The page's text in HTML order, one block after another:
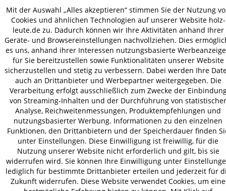
* Alle Preise inkl. gesetzl. Mehrwertsteuer zzgl.
Versandkosten
Mit der Auswahl „Alles akzeptieren“ stimmen Sie der Nutzung
Cookies und ähnlichen Technologien auf unserer Website holz-
leute.de zu. Dadurch können wir Ihre Aktivitäten anhand Ihrer
Geräte- und Browsereinstellungen nachvollziehen. Dies
es uns, anhand ihrer Interessen nutzungsbasierte
für Sie bereitzustellen sowie Funktionalitäten unserer Website
sicherzustellen und stetig zu verbessern. Dabei werden Ihre
auch an Drittanbieter und Werbepartner weitergegeben. Die
Verarbeitung erfolgt ausschließlich zum Zwecke der
von Streaming-Inhalten und der Durchführung von statistischer
Analyse, Reichweitenmessungen, Produktempfehlungen und
nutzungsbasierter Werbung. Informationen zu den einzelnen
Funktionen, den Drittanbietern und der Speicherdauer finden
unter Einstellungen. Diese Einwilligung ist freiwillig, für die
Nutzung unserer Website nicht erforderlich und gilt, bis sie
widerrufen wird. Sie können Ihre Einwilligung unter
lediglich für bestimmte Drittanbieter erteilen und jederzeit für
Zukunft widerrufen. Diese Website verwendet Cookies, um eine